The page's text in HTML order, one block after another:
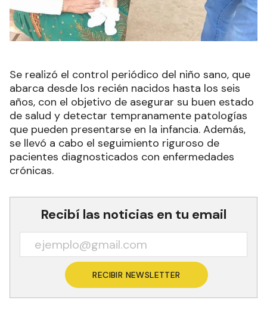
Se realizó el control periódico del niño sano, que
abarca desde los recién nacidos hasta los seis
años, con el objetivo de asegurar su buen estado
de salud y detectar tempranamente patologías
que pueden presentarse en la infancia. Además,
se llevó a cabo el seguimiento riguroso de
pacientes diagnosticados con enfermedades
crónicas.
Recibí las noticias en tu email
RECIBIR NEWSLETTER